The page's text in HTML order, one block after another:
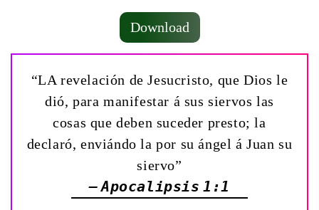
Download
“LA revelación de Jesucristo, que Dios le
dió, para manifestar á sus siervos las
cosas que deben suceder presto; la
declaró, enviándo la por su ángel á Juan su
siervo”
— Apocalipsis 1:1